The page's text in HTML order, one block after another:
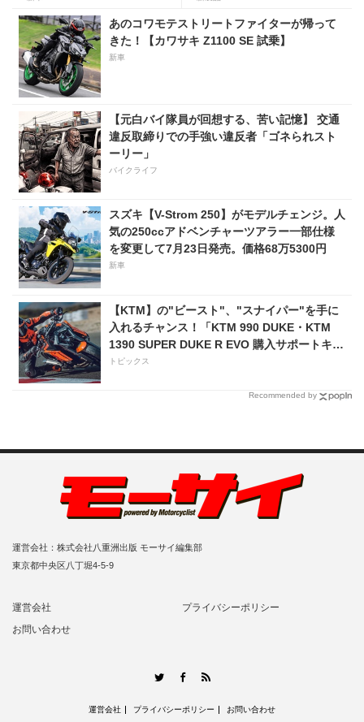
あのコワモテストリートファイターが帰って
きた！【カワサキ Z1100 SE 試乗】
新車
【元白バイ隊員が回想する、苦い記憶】 交通
違反取締りでの手強い違反者「ゴネられスト
ーリー」
バイクライフ
スズキ【V-Strom 250】がモデルチェンジ。人
気の250ccアドベンチャーツアラー一部仕様
を変更して7月23日発売。価格68万5300円
新車
【KTM】の"ビースト"、"スナイパー"を手に
入れるチャンス！「KTM 990 DUKE・KTM
1390 SUPER DUKE R EVO 購入サポートキャ
ンペーン」
トピックス
Recommended by
運営会社：株式会社八重洲出版 モーサイ編集部
東京都中央区八丁堀4-5-9
運営会社
プライバシーポリシー
お問い合わせ
TwitterFacebook
運営会社 プライバシーポリシー お問い合わせ